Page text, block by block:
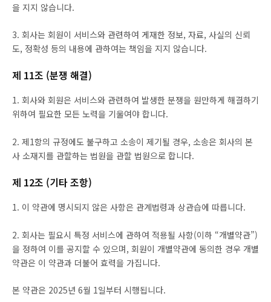
을 지지 않습니다.
3. 회사는 회원이 서비스와 관련하여 게재한 정보, 자료, 사실의 신뢰
도, 정확성 등의 내용에 관하여는 책임을 지지 않습니다.
제 11조 (분쟁 해결)
1. 회사와 회원은 서비스와 관련하여 발생한 분쟁을 원만하게 해결하기
위하여 필요한 모든 노력을 기울여야 합니다.
2. 제1항의 규정에도 불구하고 소송이 제기될 경우, 소송은 회사의 본
사 소재지를 관할하는 법원을 관할 법원으로 합니다.
제 12조 (기타 조항)
1. 이 약관에 명시되지 않은 사항은 관계법령과 상관습에 따릅니다.
2. 회사는 필요시 특정 서비스에 관하여 적용될 사항(이하 “개별약관”)
을 정하여 이를 공지할 수 있으며, 회원이 개별약관에 동의한 경우 개별
약관은 이 약관과 더불어 효력을 가집니다.
본 약관은 2025년 6월 1일부터 시행됩니다.